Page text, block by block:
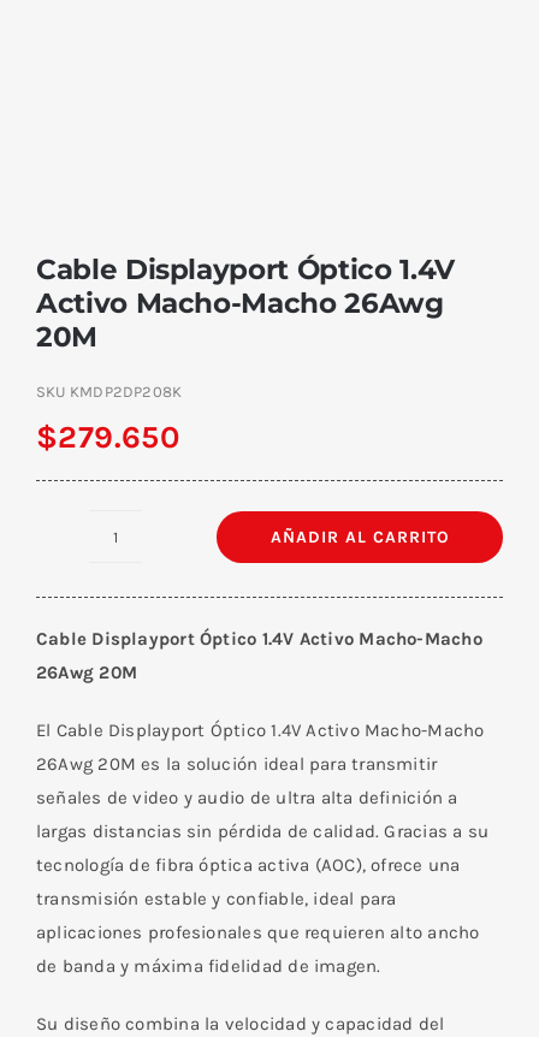
Cable Displayport Óptico 1.4V
Activo Macho-Macho 26Awg
20M
SKU KMDP2DP208K
$279.650
1.4V
Activo
Macho-
Macho
26Awg
20M
cantidad
AÑADIR AL CARRITO
Cable Displayport Óptico 1.4V Activo Macho-Macho
26Awg 20M
El Cable Displayport Óptico 1.4V Activo Macho-Macho
26Awg 20M es la solución ideal para transmitir
señales de video y audio de ultra alta definición a
largas distancias sin pérdida de calidad. Gracias a su
tecnología de fibra óptica activa (AOC), ofrece una
transmisión estable y confiable, ideal para
aplicaciones profesionales que requieren alto ancho
de banda y máxima fidelidad de imagen.
Su diseño combina la velocidad y capacidad del